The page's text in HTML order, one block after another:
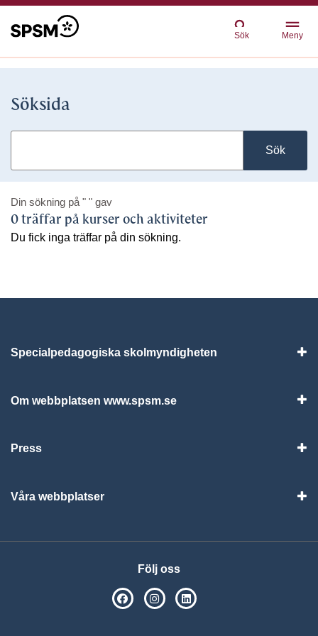
Sök Meny
Söksida
Sök
Din sökning på " " gav
0 träffar på kurser och aktiviteter
Du fick inga träffar på din sökning.
Specialpedagogiska skolmyndigheten
Om webbplatsen www.spsm.se
Press
Våra webbplatser
Följ oss
SPSM på Facebook
SPSM på Instagram